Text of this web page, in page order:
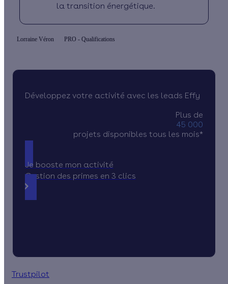
la transition énergétique.
Lorraine Véron PRO - Qualifications
Développez votre activité avec les leads Effy
Plus de
45 000
projets disponibles tous les mois*
Je booste mon activité
Gestion des primes en 3 clics
Trustpilot